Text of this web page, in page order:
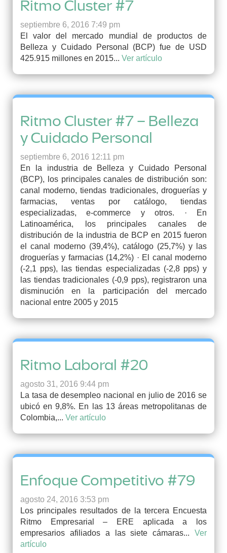
Ritmo Cluster #7
septiembre 6, 2016 7:49 pm
El valor del mercado mundial de productos de
Belleza y Cuidado Personal (BCP) fue de USD
425.915 millones en 2015... Ver artículo
Ritmo Cluster #7 – Belleza
y Cuidado Personal
septiembre 6, 2016 12:11 pm
En la industria de Belleza y Cuidado Personal
(BCP), los principales canales de distribución son:
canal moderno, tiendas tradicionales, droguerías y
farmacias, ventas por catálogo, tiendas
especializadas, e-commerce y otros. · En
Latinoamérica, los principales canales de
distribución de la industria de BCP en 2015 fueron
el canal moderno (39,4%), catálogo (25,7%) y las
droguerías y farmacias (14,2%) · El canal moderno
(-2,1 pps), las tiendas especializadas (-2,8 pps) y
las tiendas tradicionales (-0,9 pps), registraron una
disminución en la participación del mercado
nacional entre 2005 y 2015
Ritmo Laboral #20
agosto 31, 2016 9:44 pm
La tasa de desempleo nacional en julio de 2016 se
ubicó en 9,8%. En las 13 áreas metropolitanas de
Colombia,... Ver artículo
Enfoque Competitivo #79
agosto 24, 2016 3:53 pm
Los principales resultados de la tercera Encuesta
Ritmo Empresarial – ERE aplicada a los
empresarios afiliados a las siete cámaras... Ver
artículo